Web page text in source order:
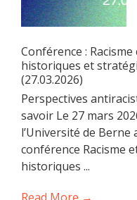
Conférence :
historiques et
(27.03.2026)
Perspectives
savoir Le 27 mars
l’Université de Berne
conférence Racisme
historiques ...
Read More →